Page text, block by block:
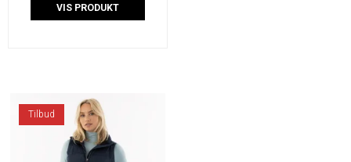
VIS PRODUKT
Tilbud